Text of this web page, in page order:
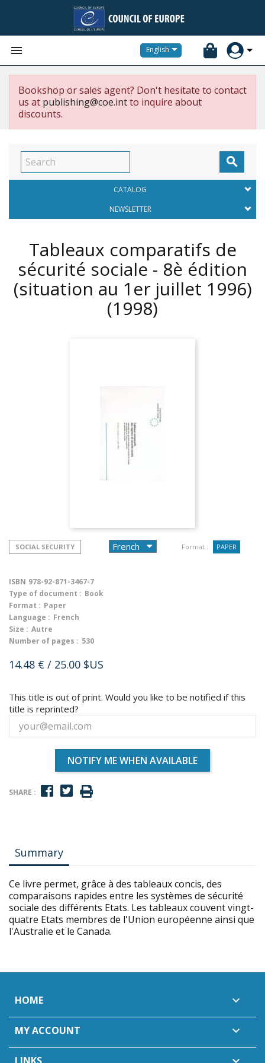
 English
Bookshop or sales agent? Don't hesitate to contact
us at publishing@coe.intto inquire about
discounts.

CATALOG
NEWSLETTER
Tableaux comparatifs de
sécurité sociale - 8è édition
(situation au 1er juillet 1996)
(1998)
SOCIAL SECURITY Format : PAPER
ISBN 978-92-871-3467-7
Type of document : Book
Format : Paper
Language : French
Size : Autre
Number of pages : 530
14.48 € / 25.00 $US
This title is out of print. Would you like to be notified if this
title is reprinted?
NOTIFY ME WHEN AVAILABLE
SHARE :
Summary
Ce livre permet, grâce à des tableaux concis, des
comparaisons rapides entre les systèmes de sécurité
sociale des différents Etats. Les tableaux couvent vingt-
quatre Etats membres de l'Union européenne ainsi que
l'Australie et le Canada.
HOME 
MY ACCOUNT 